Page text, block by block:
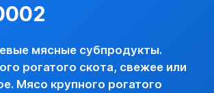
СКОТА, СВЕЖЕЕ ИЛИ
нет
10 % (с указанием преф. ЛП)
есть
мясные субпродукты.
рогатого скота, свежее или
Мясо крупного рогатого